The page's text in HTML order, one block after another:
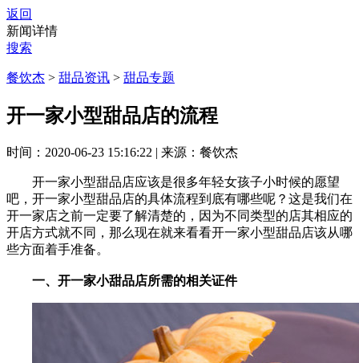
返回
新闻详情
搜索
餐饮杰 > 甜品资讯 > 甜品专题
开一家小型甜品店的流程
时间：2020-06-23 15:16:22 | 来源：餐饮杰
开一家小型甜品店应该是很多年轻女孩子小时候的愿望
吧，开一家小型甜品店的具体流程到底有哪些呢？这是我们在
开一家店之前一定要了解清楚的，因为不同类型的店其相应的
开店方式就不同，那么现在就来看看开一家小型甜品店该从哪
些方面着手准备。
一、开一家小甜品店所需的相关证件